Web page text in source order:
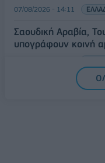
07/08/2026 - 14:11
Σαουδική Αραβία,
υπογράφουν κοινή